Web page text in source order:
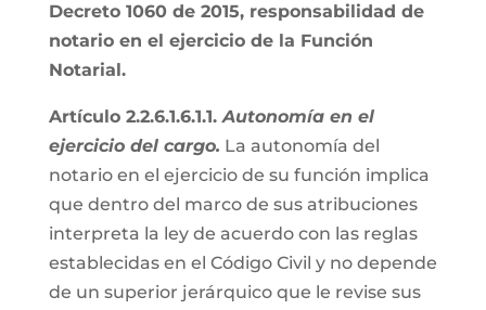
Decreto 1060 de 2015, responsabilidad de
notario en el ejercicio de la Función
Notarial.
Artículo 2.2.6.1.6.1.1.Autonomía en el
ejercicio del cargo. La autonomía del
notario en el ejercicio de su función implica
que dentro del marco de sus atribuciones
interpreta la ley de acuerdo con las reglas
establecidas en el Código Civil y no depende
de un superior jerárquico que le revise sus